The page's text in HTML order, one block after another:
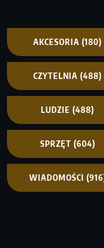
AKCESORIA (180)
CZYTELNIA (488)
LUDZIE (488)
SPRZĘT (604)
WIADOMOŚCI